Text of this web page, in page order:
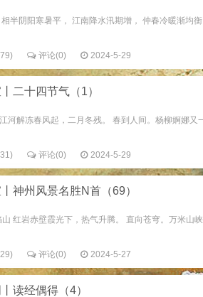
半阴阳寒暑平， 江南降水汛期增， 仲春冷暖渐均
评论(0) 2024-5-29
二十四节气（1）
河解冻春风起，二月冬残。 春到人间。杨柳婀娜
评论(0) 2024-5-29
神州风景名胜N首（69）
山 红岩赤壁霞光下，热气升腾。 直向苍穹。万米山
评论(0) 2024-5-27
读经偶得（4）